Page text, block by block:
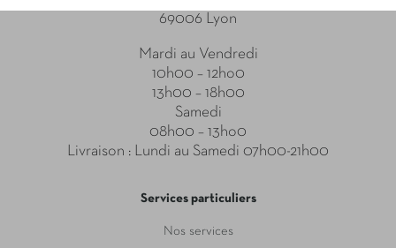
69006 Lyon
Mardi au Vendredi
10h00 – 12ho0
13h00 – 18h00
Samedi
08h00 – 13ho0
Livraison : Lundi au Samedi 07h00-21h00
Services particuliers
Nos services